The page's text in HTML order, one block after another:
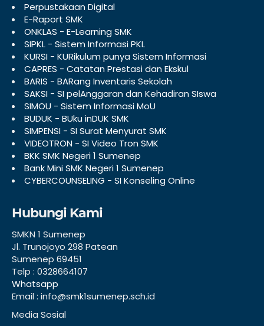
Perpustakaan Digital
E-Raport SMK
ONKLAS - E-Learning SMK
SIPKL - Sistem Informasi PKL
KURSI - KURikulum punya Sistem Informasi
CAPRES - Catatan Prestasi dan Ekskul
BARIS - BARang Inventaris Sekolah
SAKSI - SI pelAnggaran dan Kehadiran SIswa
SIMOU - Sistem Informasi MoU
BUDUK - BUku inDUK SMK
SIMPENSI - SI Surat Menyurat SMK
VIDEOTRON - SI Video Tron SMK
BKK SMK Negeri 1 Sumenep
Bank Mini SMK Negeri 1 Sumenep
CYBERCOUNSELING - SI Konseling Online
Hubungi Kami
SMKN 1 Sumenep
Jl. Trunojoyo 298 Patean
Sumenep 69451
Telp : 0328664107
Whatsapp
Email : info@smk1sumenep.sch.id
Media Sosial